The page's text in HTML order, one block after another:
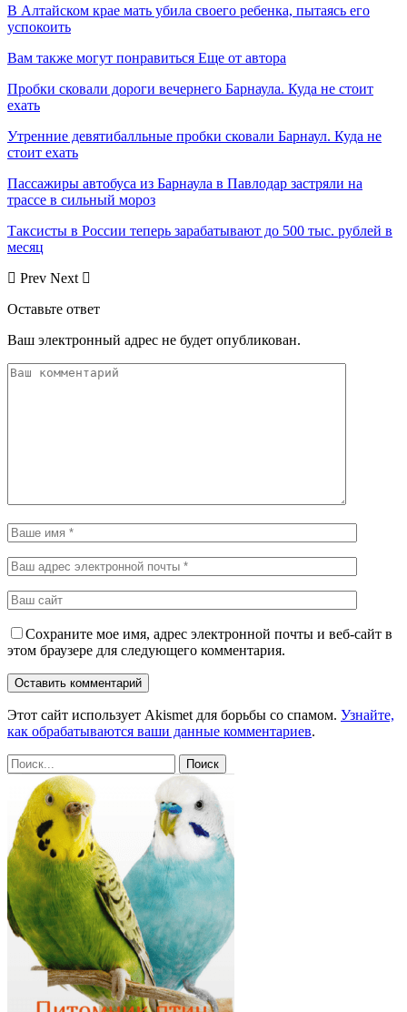
В Алтайском крае мать убила своего ребенка, пытаясь его
успокоить
Вам также могут понравиться Еще от автора
Пробки сковали дороги вечернего Барнаула. Куда не стоит
ехать
Утренние девятибалльные пробки сковали Барнаул. Куда не
стоит ехать
Пассажиры автобуса из Барнаула в Павлодар застряли на
трассе в сильный мороз
Таксисты в России теперь зарабатывают до 500 тыс. рублей в
месяц
Prev Next
Оставьте ответ
Ваш электронный адрес не будет опубликован.
Сохраните мое имя, адрес электронной почты и веб-сайт в
этом браузере для следующего комментария.
Этот сайт использует Akismet для борьбы со спамом. Узнайте,
как обрабатываются ваши данные комментариев.